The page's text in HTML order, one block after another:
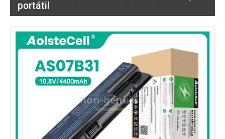
portátil